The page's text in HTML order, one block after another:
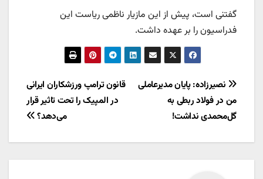
گفتنی است، پیش از این مازیار ناظمی ریاست این
فدراسیون را بر عهده داشت.
راهبری
نوشته
قانون ترامپ ورزشکاران ایرانی
در المپیک را تحت تاثیر قرار
می‌دهد؟
نصیرزاده: پایان مدیرعاملی‌
من در فولاد ربطی به
گل‌محمدی نداشت!